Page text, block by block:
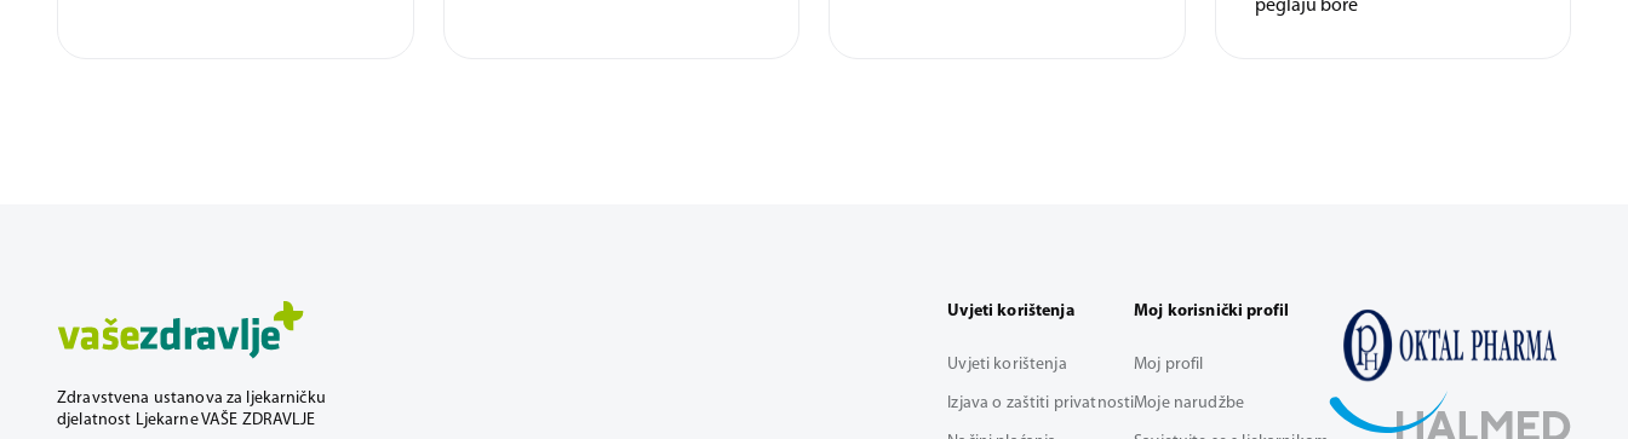
peglaju bore
Zdravstvena ustanova za ljekarničku
djelatnost Ljekarne VAŠE ZDRAVLJE
Uvjeti korištenja
Uvjeti korištenja
Izjava o zaštiti privatnosti
Moj korisnički profil
Moj profil
Moje narudžbe